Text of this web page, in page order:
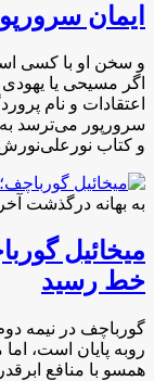
ایمان
و سخن او با کسی
اگر مسیحی یا یهودی
اعتقادات و نام
سرورپور می‌ترسد
و کتاب
به بهانه درگذشت
میخائیل
خط رسید
گورباچف در نیمه
روبه پایان است،
همسو با منافع